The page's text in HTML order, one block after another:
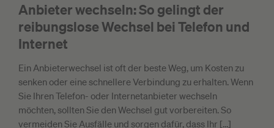
Anbieter wechseln: So gelingt der
reibungslose Wechsel bei Telefon und
Internet
Ein Anbieterwechsel ist oft der beste Weg, um Kosten zu
senken oder eine schnellere Verbindung zu erhalten. Wenn
Sie Ihren Telefon- oder Internetanbieter wechseln
möchten, sollten Sie den Wechsel gut vorbereiten. So
vermeiden Sie Ausfälle und sorgen dafür, dass Ihr […]